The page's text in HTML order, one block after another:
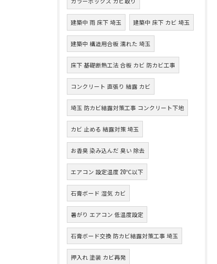
建築中 雨 床下 埼玉 建築中 床下 カビ 埼玉
建築中 構造用合板 濡れた 埼玉
床下 基礎断熱工法 合板 カビ 防カビ工事
コンクリート 直張り 結露 カビ
埼玉 防カビ結露対策工事 コンクリート下地
カビ 止める 結露対策 埼玉
お香臭 染み込んだ 臭い 除去
エアコン 設定温度 20℃以下
石膏ボード 湿気 カビ
暑がり エアコン 低温度設定
石膏ボード交換 防カビ結露対策工事 埼玉
押入れ 塗装 カビ再発